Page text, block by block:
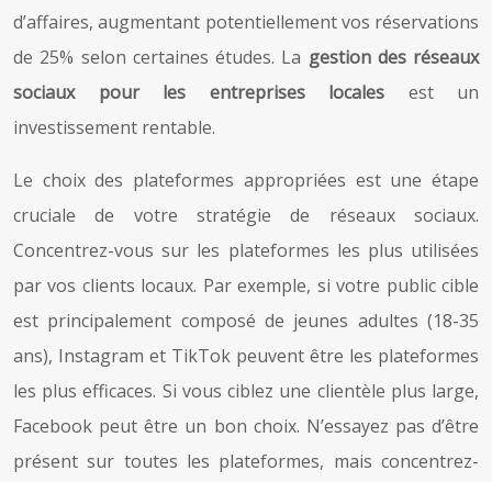
d’affaires, augmentant potentiellement vos réservations
de 25% selon certaines études. La gestion des réseaux
sociaux pour les entreprises locales est un
investissement rentable.
Le choix des plateformes appropriées est une étape
cruciale de votre stratégie de réseaux sociaux.
Concentrez-vous sur les plateformes les plus utilisées
par vos clients locaux. Par exemple, si votre public cible
est principalement composé de jeunes adultes (18-35
ans), Instagram et TikTok peuvent être les plateformes
les plus efficaces. Si vous ciblez une clientèle plus large,
Facebook peut être un bon choix. N’essayez pas d’être
présent sur toutes les plateformes, mais concentrez-